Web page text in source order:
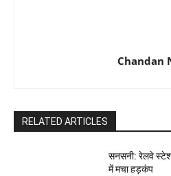
Chandan
RELATED ARTICLES
सनसनी: रेलवे
में मचा हड़कंप